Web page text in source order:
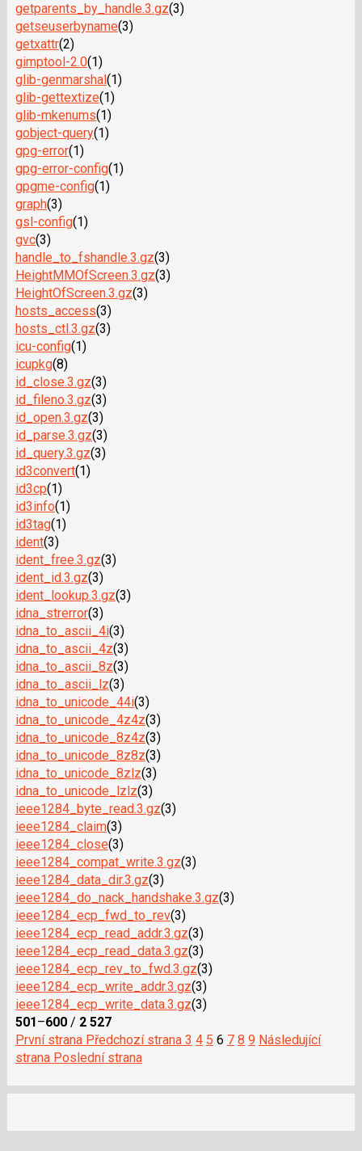
getparents_by_handle.3.gz(3)
getseuserbyname(3)
getxattr(2)
gimptool-2.0(1)
glib-genmarshal (1)
glib-gettextize(1)
glib-mkenums(1)
gobject-query(1)
gpg-error(1)
gpg-error-config(1)
gpgme-config(1)
graph(3)
gsl-config(1)
gvc(3)
handle_to_fshandle.3.gz(3)
HeightMMOfScreen.3.gz(3)
HeightOfScreen.3.gz(3)
hosts_access(3)
hosts_ctl.3.gz(3)
icu-config(1)
icupkg(8)
id_close.3.gz(3)
id_fileno.3.gz(3)
id_open.3.gz(3)
id_parse.3.gz(3)
id_query.3.gz(3)
id3convert(1)
id3cp(1)
id3info(1)
id3tag(1)
ident(3)
ident_free.3.gz(3)
ident_id.3.gz(3)
ident_lookup.3.gz(3)
idna_strerror(3)
idna_to_ascii_4i(3)
idna_to_ascii_4z(3)
idna_to_ascii_8z(3)
idna_to_ascii_lz(3)
idna_to_unicode_44i(3)
idna_to_unicode_4z4z(3)
idna_to_unicode_8z4z(3)
idna_to_unicode_8z8z(3)
idna_to_unicode_8zlz(3)
idna_to_unicode_lzlz(3)
ieee1284_byte_read.3.gz(3)
ieee1284_claim(3)
ieee1284_close(3)
ieee1284_compat_write.3.gz(3)
ieee1284_data_dir.3.gz(3)
ieee1284_do_nack_handshake.3.gz(3)
ieee1284_ecp_fwd_to_rev(3)
ieee1284_ecp_read_addr.3.gz(3)
ieee1284_ecp_read_data.3.gz(3)
ieee1284_ecp_rev_to_fwd.3.gz(3)
ieee1284_ecp_write_addr.3.gz(3)
ieee1284_ecp_write_data.3.gz(3)
501 –600/ 2 527
První strana Předchozí strana 3 4 5 6 7 8 9 Následující
strana Poslední strana